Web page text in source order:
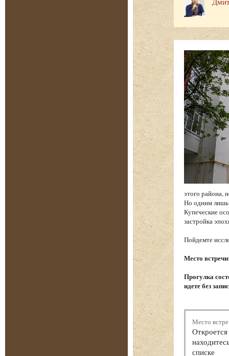
этого района,
Но одним лишь
Купеческие
застройка
Пойдемте
Место
Прогулка
идете без
Место
списке